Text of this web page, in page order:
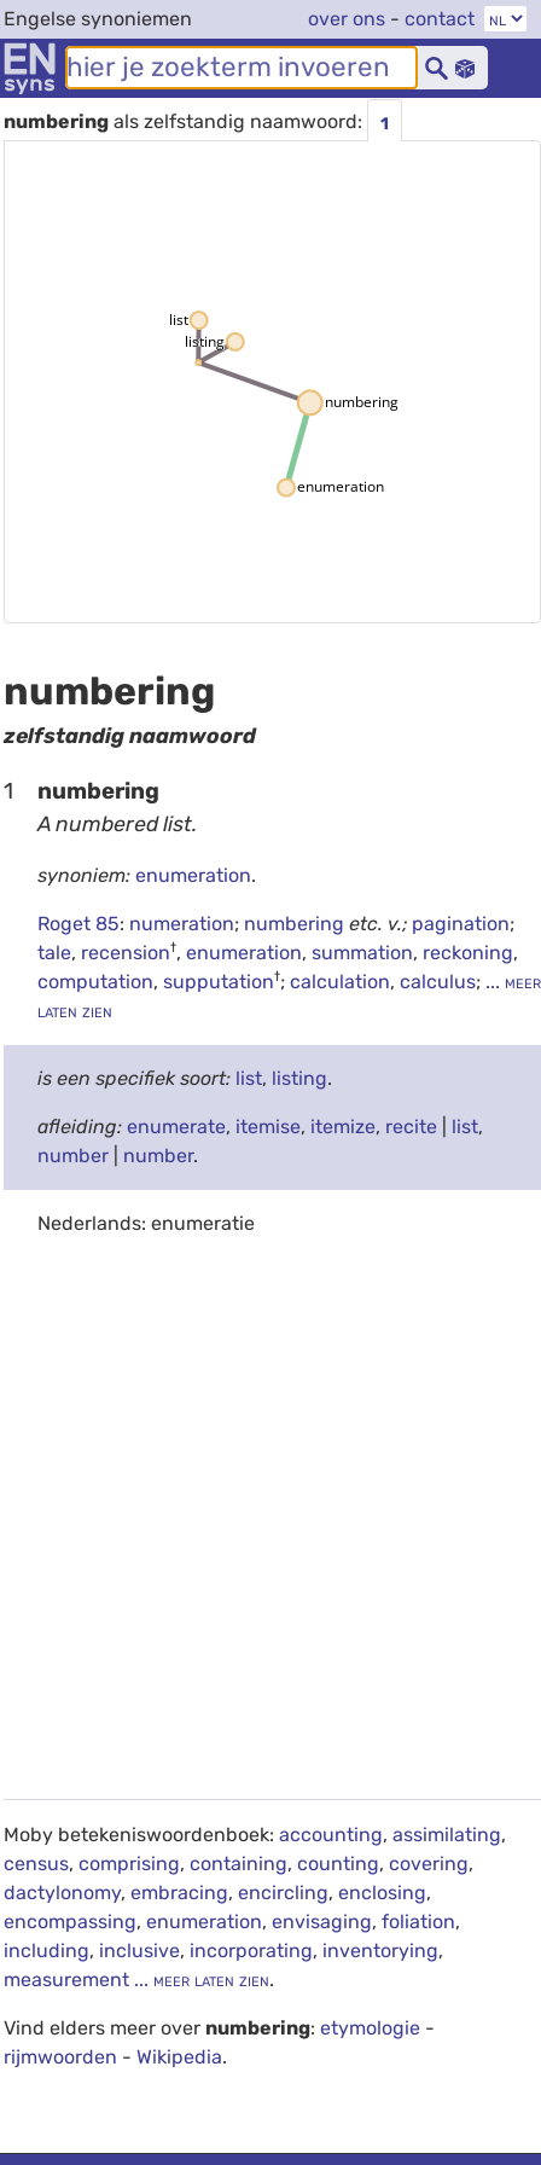
Engelse synoniemen over ons - contact
numberingals zelfstandig naamwoord: 1
numbering
enumeration
list
listing
numbering
zelfstandig naamwoord
1 numbering
A numbered list.
synoniem: enumeration.
Roget 85: numeration; numbering etc. v.; pagination;
tale, recension†, enumeration, summation, reckoning,
computation, supputation†; calculation, calculus;... meer
laten zien
is een specifiek soort: list, listing.
afleiding: enumerate, itemise, itemize, recite| list,
number| number.
Nederlands: enumeratie
Moby betekeniswoordenboek: accounting, assimilating,
census, comprising, containing, counting, covering,
dactylonomy, embracing, encircling, enclosing,
encompassing, enumeration, envisaging, foliation,
including, inclusive, incorporating, inventorying,
measurement... meer laten zien.
Vind elders meer over numbering: etymologie-
rijmwoorden - Wikipedia.